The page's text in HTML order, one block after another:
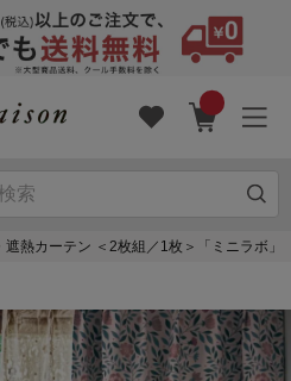
熱カーテン ＜2枚組／1枚＞「ミニラボ」